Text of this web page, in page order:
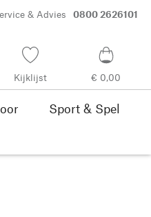
& Advies 0800 2626101
Kijklijst € 0,00
Sport & Spel